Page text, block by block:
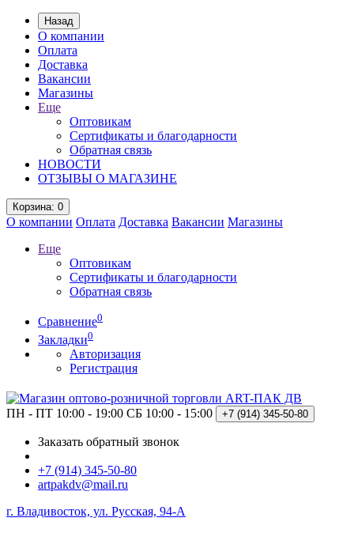
Назад
О компании
Оплата
Доставка
Вакансии
Магазины
Еще
Оптовикам
Сертификаты и благодарности
Обратная связь
НОВОСТИ
ОТЗЫВЫ О МАГАЗИНЕ
Корзина: 0
О компании Оплата Доставка Вакансии Магазины
Еще
Оптовикам
Сертификаты и благодарности
Обратная связь
Сравнение0
Закладки0
Авторизация
Регистрация
ПН - ПТ 10:00 - 19:00 СБ 10:00 - 15:00 +7 (914) 345-50-80
Заказать обратный звонок
+7 (914) 345-50-80
artpakdv@mail.ru
г. Владивосток, ул. Русская, 94-А